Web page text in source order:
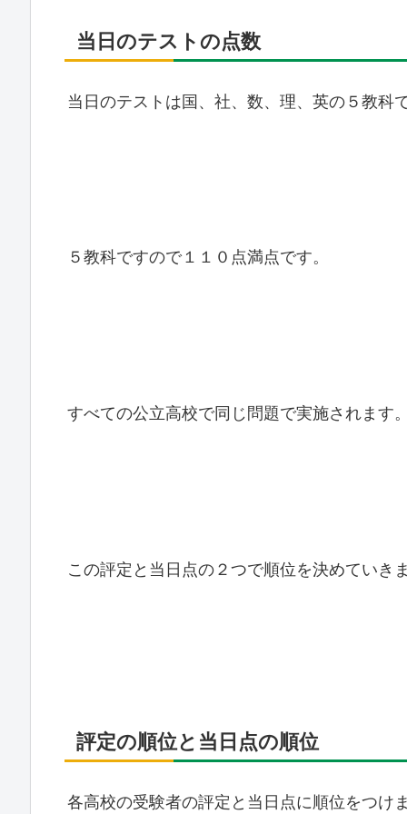
当日のテストの点数
当日のテストは国、社、数、理、英の５教科
５教科ですので１１０点満点です。
すべての公立高校で同じ問題で実施されます。
この評定と当日点の２つで順位を決めていきま
評定の順位と当日点の順位
各高校の受験者の評定と当日点に順位をつけま